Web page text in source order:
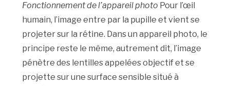
Fonctionnement de l’appareil photo Pour l’œil
humain, l’image entre par la pupille et vient se
projeter sur la rétine. Dans un appareil photo, le
principe reste le même, autrement dit, l’image
pénètre des lentilles appelées objectif et se
projette sur une surface sensible situé à